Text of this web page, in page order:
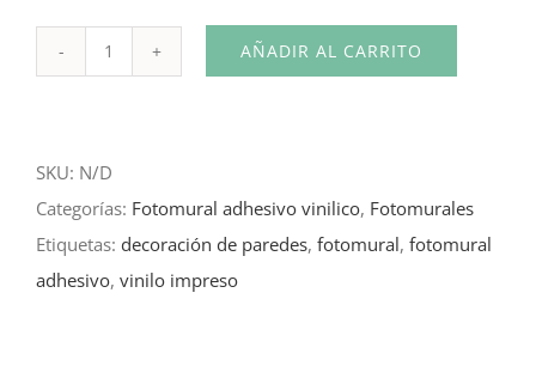
era:
es:
cantidad
AÑADIR AL CARRITO
SKU: N/D
Categorías: Fotomural adhesivo vinilico, Fotomurales
Etiquetas: decoración de paredes, fotomural, fotomural
adhesivo, vinilo impreso